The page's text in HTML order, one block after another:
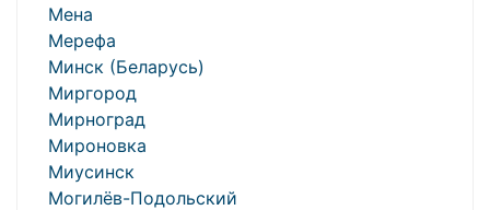
Мена
Мерефа
Минск (Беларусь)
Миргород
Мирноград
Мироновка
Миусинск
Могилёв-Подольский